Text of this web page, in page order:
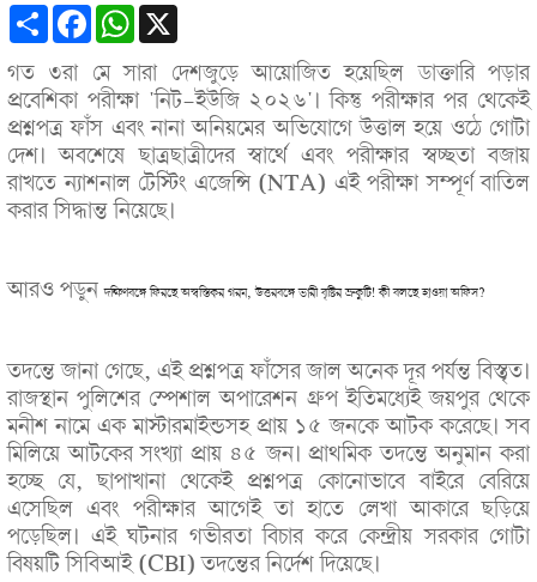
Share FacebookWhatsApp
গত ৩রা মে সারা দেশজুড়ে আয়োজিত হয়েছিল ডাক্তারি পড়ার
প্রবেশিকা পরীক্ষা 'নিট-ইউজি ২০২৬'। কিন্তু পরীক্ষার পর থেকেই
প্রশ্নপত্র ফাঁস এবং নানা অনিয়মের অভিযোগে উত্তাল হয়ে ওঠে গোটা
দেশ। অবশেষে ছাত্রছাত্রীদের স্বার্থে এবং পরীক্ষার স্বচ্ছতা বজায়
রাখতে ন্যাশনাল টেস্টিং এজেন্সি (NTA) এই পরীক্ষা সম্পূর্ণ বাতিল
করার সিদ্ধান্ত নিয়েছে।
আরও পড়ুনদক্ষিণবঙ্গে ফিরছে অস্বস্তিকর গরম, উত্তরবঙ্গে ভারী বৃষ্টির ভ্রুকুটি! কী বলছে হাওয়া অফিস?
তদন্তে জানা গেছে, এই প্রশ্নপত্র ফাঁসের জাল অনেক দূর পর্যন্ত বিস্তৃত।
রাজস্থান পুলিশের স্পেশাল অপারেশন গ্রুপ ইতিমধ্যেই জয়পুর থেকে
মনীশ নামে এক মাস্টারমাইন্ডসহ প্রায় ১৫ জনকে আটক করেছে। সব
মিলিয়ে আটকের সংখ্যা প্রায় ৪৫ জন। প্রাথমিক তদন্তে অনুমান করা
হচ্ছে যে, ছাপাখানা থেকেই প্রশ্নপত্র কোনোভাবে বাইরে বেরিয়ে
এসেছিল এবং পরীক্ষার আগেই তা হাতে লেখা আকারে ছড়িয়ে
পড়েছিল। এই ঘটনার গভীরতা বিচার করে কেন্দ্রীয় সরকার গোটা
বিষয়টি সিবিআই (CBI) তদন্তের নির্দেশ দিয়েছে।